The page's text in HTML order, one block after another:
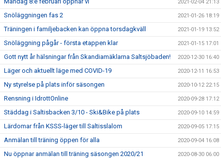
2021-02-04 21:13
Snöläggningen fas 2 2021-01-26 18:19
Träningen i familjebacken kan öppna torsdagkväll 2021-01-19 13:52
Snöläggning pågår - första etappen klar 2021-01-15 17:01
Gott nytt år hälsningar från Skandiamäklarna Saltsjöbaden! 2020-12-30 16:40
Läger och aktuellt läge med COVID-19 2020-12-11 16:53
Ny styrelse på plats inför säsongen 2020-10-12 22:15
Rensning i IdrottOnline 2020-09-28 17:12
Städdag i Saltisbacken 3/10 - Ski&Bike på plats 2020-09-10 14:59
Lärdomar från KSSS-läger till Saltisslalom 2020-09-05 17:15
Anmälan till träning öppen för alla 2020-09-04 16:08
Nu öppnar anmälan till träning säsongen 2020/21 2020-08-30 06:00